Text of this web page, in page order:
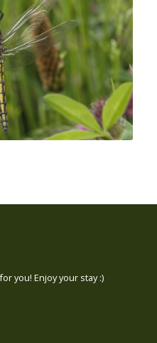
you! Enjoy your stay :)